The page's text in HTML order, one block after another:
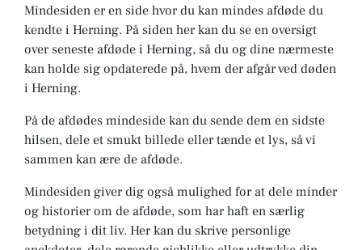
Mindesiden er en side hvor du kan mindes afdøde du
kendte i Herning. På siden her kan du se en oversigt
over seneste afdøde i Herning, så du og dine nærmeste
kan holde sig opdaterede på, hvem der afgår ved døden
i Herning.
På de afdødes mindeside kan du sende dem en sidste
hilsen, dele et smukt billede eller tænde et lys, så vi
sammen kan ære de afdøde.
Mindesiden giver dig også mulighed for at dele minder
og historier om de afdøde, som har haft en særlig
betydning i dit liv. Her kan du skrive personlige